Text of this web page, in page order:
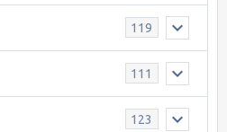
119
111
123